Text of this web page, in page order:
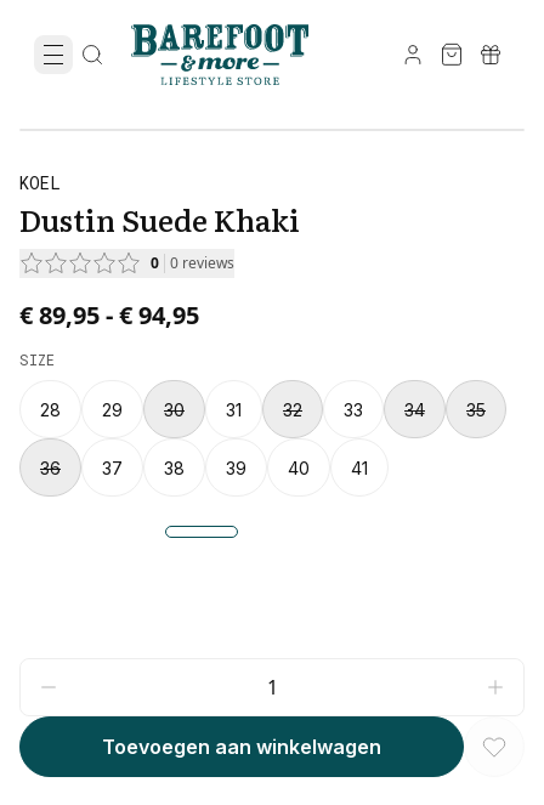
KOEL
Dustin Suede Khaki
0 0 reviews
Price from € 89,95 to € 94,95.
€ 89,95-€ 94,95
SIZE
28 29 30 31 32 33 34 35
36 37 38 39 40 41
Toevoegen aan winkelwagen